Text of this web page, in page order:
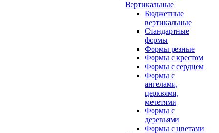
Вертикальные
Бюджетные
вертикальные
Стандартные
формы
Формы резные
Формы с крестом
Формы с сердцем
Формы с
ангелами,
церквями,
мечетями
Формы с
деревьями
Формы с цветами